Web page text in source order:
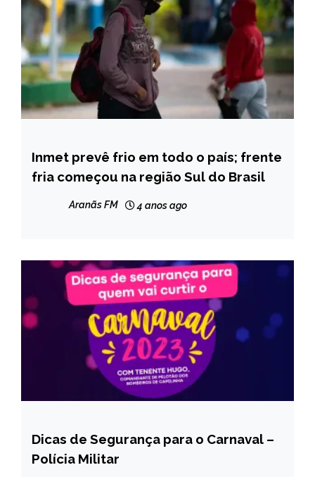
CAPELINHA
NOTÍCIAS
Inmet prevê frio em todo o país; frente
fria começou na região Sul do Brasil
Aranãs FM 4 anos ago
CAPELINHA
NOTÍCIAS
Dicas de Segurança para o Carnaval –
Polícia Militar